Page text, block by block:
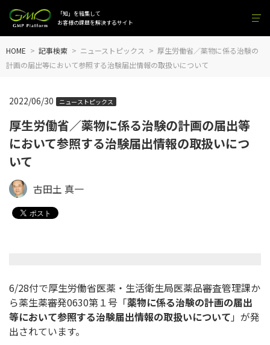
「知」を結集して
お客様の課題を解決するサイト
HOME 記事検索 ニューストピックス
厚生労働省／薬物に係る治験の
計画の届出等において参照する治験届出情報の取扱いについて
厚生労働省／薬物に係る治験の計画の届出等
において参照する治験届出情報の取扱いにつ
いて
2022/06/30 ニューストピックス
古田土 真一
6/28付で厚生労働省医薬・ 生活衛生局医薬品審査管理課か
ら薬生薬審発0630第１号「薬物に係る治験の計画の届出
等において参照する治験届出情報の取扱いについて 」が発
出されています。